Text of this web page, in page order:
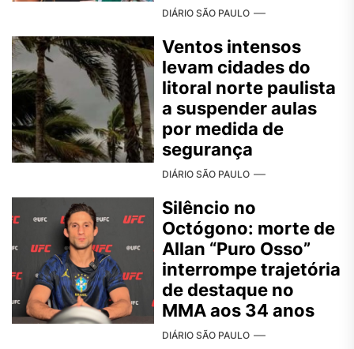
DIÁRIO SÃO PAULO
Ventos intensos
levam cidades do
litoral norte paulista
a suspender aulas
por medida de
segurança
DIÁRIO SÃO PAULO
Silêncio no
Octógono: morte de
Allan “Puro Osso”
interrompe trajetória
de destaque no
MMA aos 34 anos
DIÁRIO SÃO PAULO